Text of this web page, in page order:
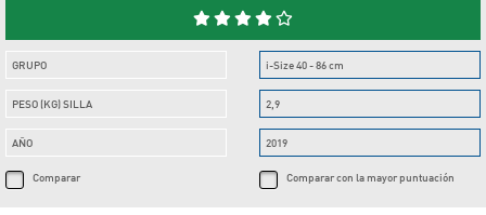
GRUPO
PESO (KG) SILLA
AÑO
Comparar
i-Size 40 - 86 cm
2,9
2019
Comparar con la mayor puntuación